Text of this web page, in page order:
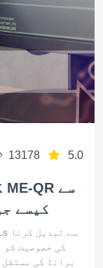
13178 5.0
کیسے
برانڈ کی